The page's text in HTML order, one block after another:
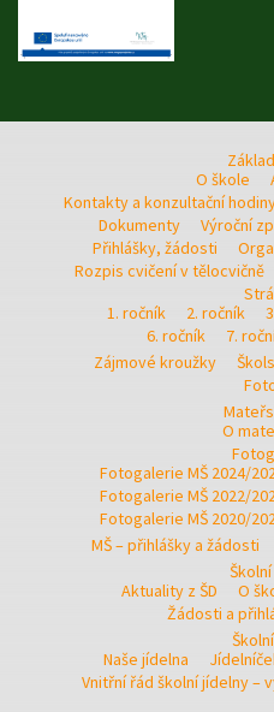
O škole
Kontakty a konzultační
Dokumenty
Výroční
Přihlášky, žádosti
Rozpis cvičení v tělocvičně
1. ročník
2. ročník
6. ročník
7.
Zájmové kroužky
O
Fotogalerie MŠ 2024/
Fotogalerie MŠ 2022/
Fotogalerie MŠ 2020/
MŠ – přihlášky a žádosti
Aktuality z ŠD
O
Žádosti a
Naše jídelna
Vnitřní řád školní jídelny –